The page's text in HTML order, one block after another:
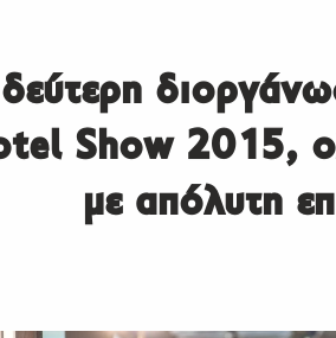
Show 2015,
με απόλυτη